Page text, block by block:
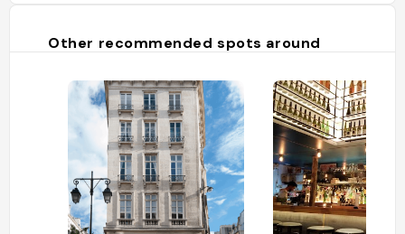
Other recommended spots around